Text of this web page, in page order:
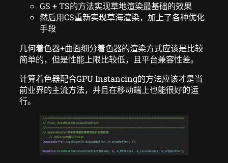
GS + TS的方法实现草地渲染最基础的效果
然后用CS重新实现草海渲染，加上了各种优化
手段
几何着色器+曲面细分着色器的渲染方式应该是比较
简单的，但是性能上限比较低，且平台兼容性差。
计算着色器配合GPU Instancing的方法应该才是当
前业界的主流方法，并且在移动端上也能很好的运
行。